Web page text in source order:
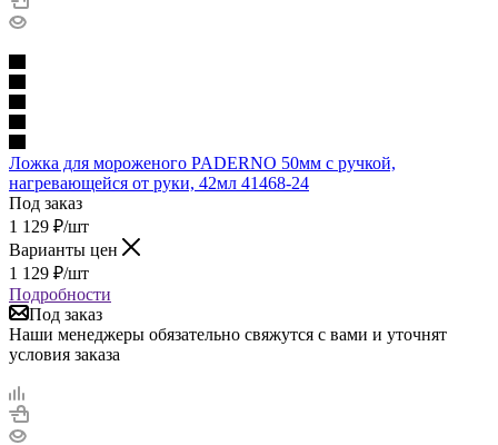
Ложка для мороженого PADERNO 50мм с ручкой,
нагревающейся от руки, 42мл 41468-24
Под заказ
1 129 ₽/шт
Варианты цен
1 129 ₽/шт
Подробности
Под заказ
Наши менеджеры обязательно свяжутся с вами и уточнят
условия заказа